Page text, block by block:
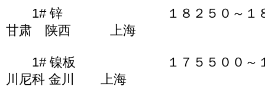
1# 锌 １８２５０～１８
甘肃 陕西 上海
1# 镍板 １７５５００～１７
川尼科 金川 上海